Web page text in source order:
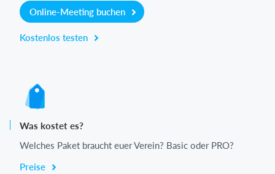
Online-Meeting buchen
Kostenlos testen
Was kostet es?
Welches Paket braucht euer Verein? Basic oder PRO?
Preise